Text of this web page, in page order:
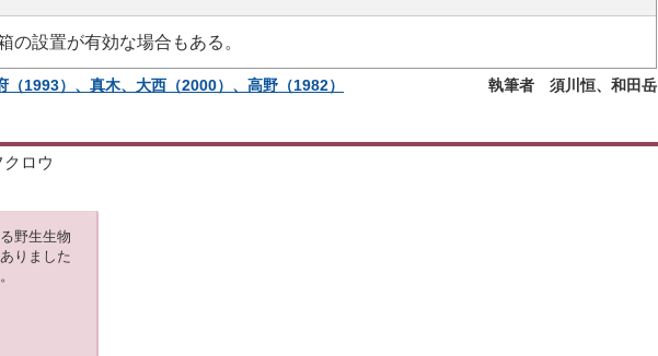
の設置が有効な場合もある。
（1993）、真木、大西（2000）、高野（1982） 執筆者 須川恒、和田岳
クロウ
野生生物
りました